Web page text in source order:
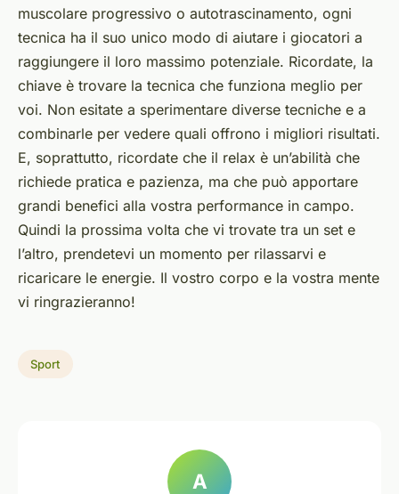
muscolare progressivo o autotrascinamento, ogni
tecnica ha il suo unico modo di aiutare i giocatori a
raggiungere il loro massimo potenziale. Ricordate, la
chiave è trovare la tecnica che funziona meglio per
voi. Non esitate a sperimentare diverse tecniche e a
combinarle per vedere quali offrono i migliori risultati.
E, soprattutto, ricordate che il relax è un’abilità che
richiede pratica e pazienza, ma che può apportare
grandi benefici alla vostra performance in campo.
Quindi la prossima volta che vi trovate tra un set e
l’altro, prendetevi un momento per rilassarvi e
ricaricare le energie. Il vostro corpo e la vostra mente
vi ringrazieranno!
Sport
A